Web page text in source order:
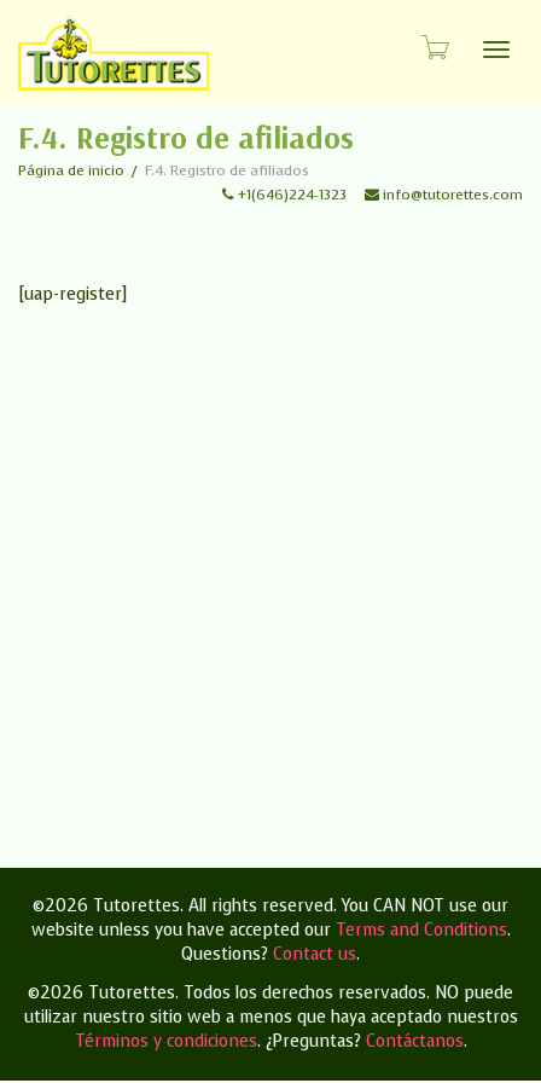
F.4. Registro de afiliados
Página de inicio
F.4. Registro de afiliados
+1(646)224-1323
info@tutorettes.com
[uap-register]
©2026 Tutorettes. All rights reserved. You CAN NOT use our
website unless you have accepted our Terms and Conditions.
Questions? Contact us.
©2026 Tutorettes. Todos los derechos reservados. NO puede
utilizar nuestro sitio web a menos que haya aceptado nuestros
Términos y condiciones. ¿Preguntas? Contáctanos.